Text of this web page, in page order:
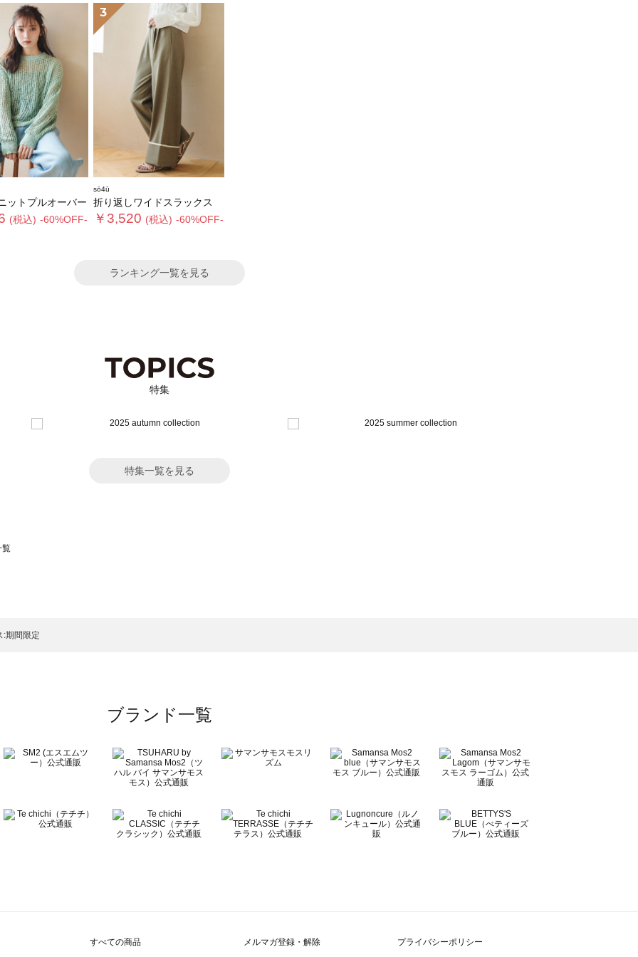
ットプルオーバー
(税込) -60%OFF-
3
sō4ū
折り返しワイドスラックス
￥3,520 (税込) -60%OFF-
ランキング一覧を見る
特集
特集一覧を見る
覧
覧
:期間限定
ブランド一覧
すべての商品 メルマガ登録・解除 プライバシーポリシー